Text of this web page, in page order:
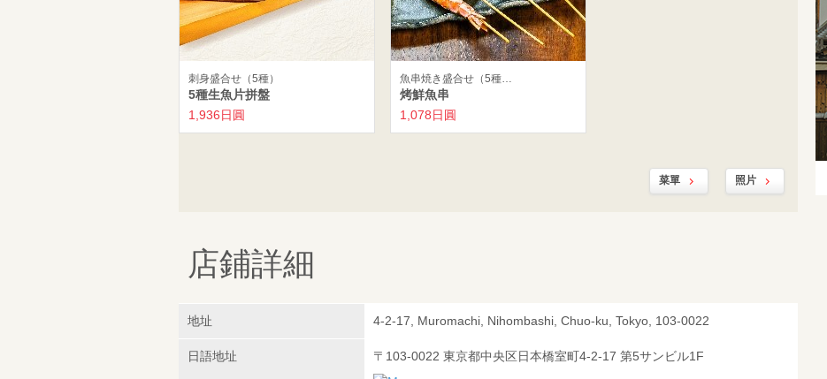
刺身盛合せ（5種）
5種生魚片拼盤
1,936日圓
魚串焼き盛合せ（5種…
烤鮮魚串
1,078日圓
菜單 照片
店鋪詳細
地址 4-2-17, Muromachi, Nihombashi, Chuo-ku, Tokyo, 103-0022
日語地址 〒103-0022 東京都中央区日本橋室町4-2-17 第5サンビル1F